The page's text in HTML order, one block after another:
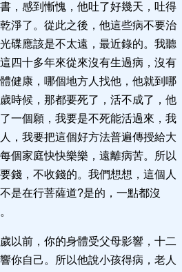
，感到慚愧，他吐了好幾天，吐得
淨了。從此之後，他這些病不要治
碟應該是不太遠，最近錄的。我聽
四十多年來從來沒有生過病，沒有
健康，哪個地方人找他，他就到哪
時候，那都要死了，活不成了，他
一個願，我要是不死能活過來，我
，我要把這個好方法普遍傳授給大
個家庭快快樂樂，遠離病苦。所以
錢，不收錢的。我們想想，這個人
是在行菩薩道?是的，一點都沒
以前，你的身體受父母影響，十二
你自己。所以他說小孩得病，老人